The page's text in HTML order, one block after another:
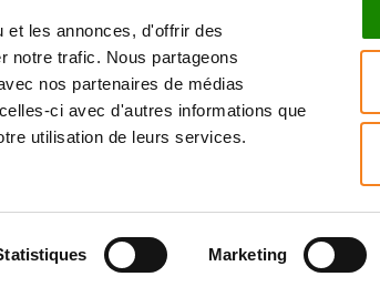
et les annonces, d'offrir des
notre trafic. Nous partageons
nos partenaires de médias
ci avec d'autres informations que
utilisation de leurs services.
Marketing
Mentions légalesPolitique des